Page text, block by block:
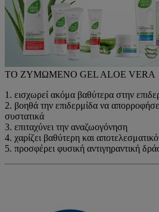
ΤΟ ΖΥΜΩΜΕΝΟ GEL ALOE VERA
1. εισχωρεί ακόμα βαθύτερα στην
2. βοηθά την επιδερμίδα να
συστατικά
3. επιταχύνει την αναζωογόνηση
4. χαρίζει βαθύτερη και
5. προσφέρει φυσική αντιγηραντική